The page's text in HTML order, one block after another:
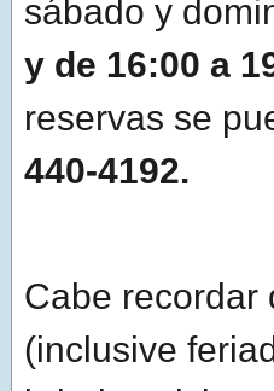
sábado y
y de 16:00 a
reservas se
440-4192.
Cabe recordar
(inclusive